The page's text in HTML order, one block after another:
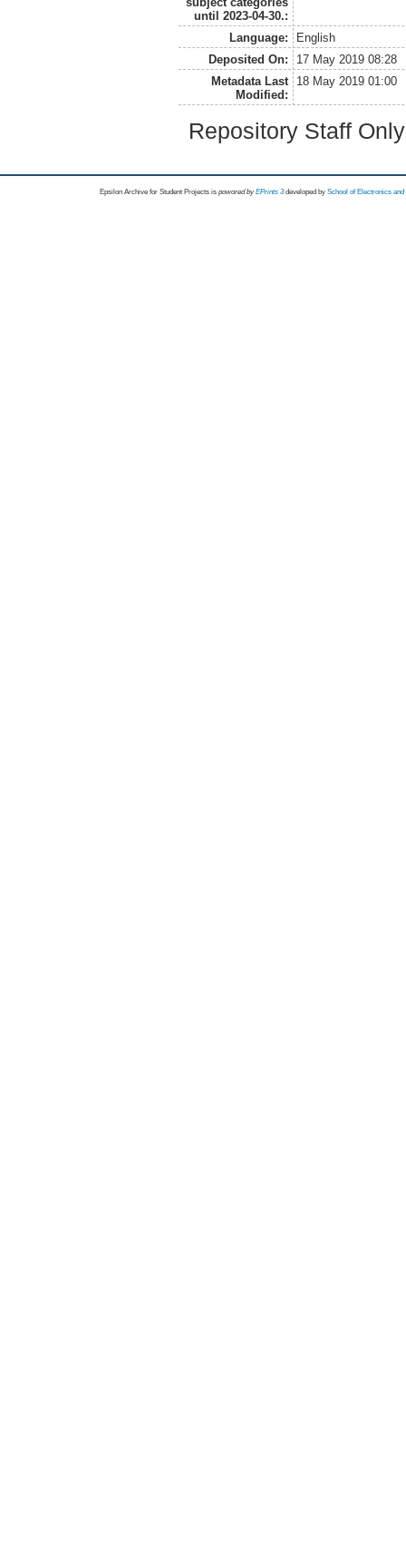
until 2023-04-30.:
Language:
English
Deposited On:
17 May 2019 08:28
Metadata Last
Modified:
18 May 2019 01:00
Repository Staff
Epsilon Archive for Student Projects is powored byEPrints 3 developed by School of Electronics